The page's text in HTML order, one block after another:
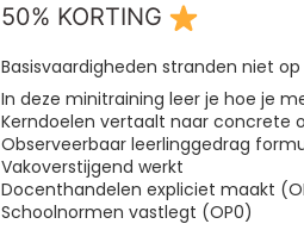
50% KORTING
Basisvaardigheden stranden niet
In deze minitraining leer je hoe je
Kerndoelen vertaalt naar concrete
Observeerbaar leerlinggedrag
Vakoverstijgend werkt
Docenthandelen expliciet maakt
Schoolnormen vastlegt (OP0)